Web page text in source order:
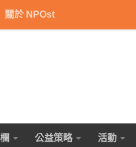
關於 NPOst
公益策略 活動